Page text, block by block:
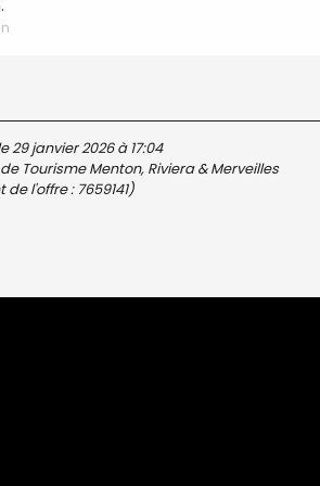
29 janvier 2026 à 17:04
Tourisme Menton, Riviera & Merveilles
de l'offre : 7659141)